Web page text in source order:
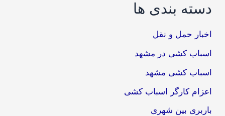
دسته بندی ها
اخبار حمل و نقل
اسباب کشی در مشهد
اسباب کشی مشهد
اعزام کارگر اسباب کشی
باربری بین شهری